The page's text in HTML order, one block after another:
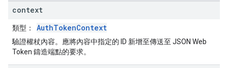
context
類型： AuthTokenContext
驗證權杖內容。應將內容中指定的 ID 新增至傳送至 JSON Web
Token 鑄造端點的要求。